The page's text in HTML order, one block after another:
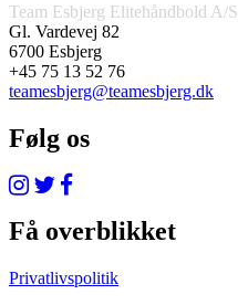
Team Esbjerg Elitehåndbold A/S
Gl. Vardevej 82
6700 Esbjerg
+45 75 13 52 76
teamesbjerg@teamesbjerg.dk
Følg os
Få overblikket
Privatlivspolitik